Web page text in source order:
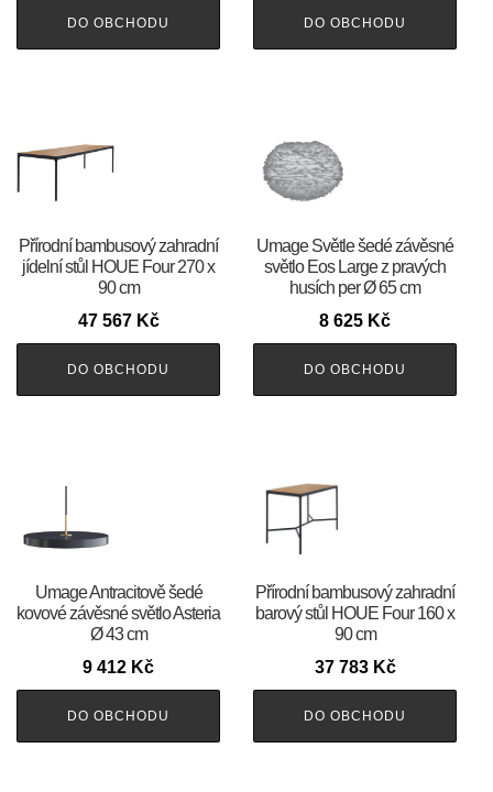
DO OBCHODU DO OBCHODU
Přírodní bambusový zahradní
jídelní stůl HOUE Four 270 x
90 cm
47 567 Kč
DO OBCHODU
Umage Světle šedé závěsné
světlo Eos Large z pravých
husích per Ø 65 cm
8 625 Kč
DO OBCHODU
Umage Antracitově šedé
kovové závěsné světlo Asteria
Ø 43 cm
9 412 Kč
DO OBCHODU
Přírodní bambusový zahradní
barový stůl HOUE Four 160 x
90 cm
37 783 Kč
DO OBCHODU